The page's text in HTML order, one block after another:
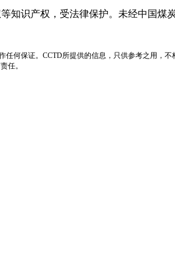
知识产权，受法律保护。未经中国
何保证。CCTD所提供的信息，只供参考之用，
任。